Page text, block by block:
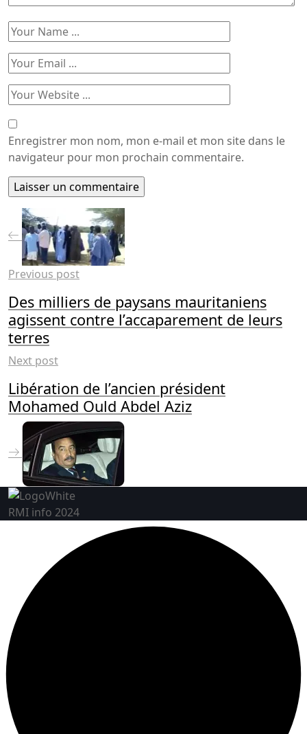
Enregistrer mon nom, mon e-mail et mon site dans le
navigateur pour mon prochain commentaire.
Previous post
Des milliers de paysans mauritaniens
agissent contre l’accaparement de leurs
terres
Next post
Libération de l’ancien président
Mohamed Ould Abdel Aziz
RMI info 2024